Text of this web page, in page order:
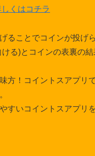
くはコチラ
ることでコインが投げ
る)とコインの表裏の結
方！コイントスアプリ
すいコイントスアプリ